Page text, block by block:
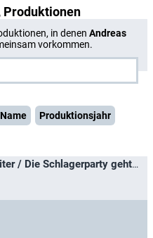
Produktionen
in denen Andreas
vorkommen.
Produktionsjahr
Die Party geht weiter / Die Schlagerparty geht weiter